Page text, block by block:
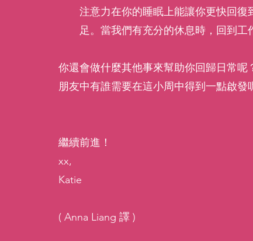
注意力在你的睡眠上能讓你更快回
足。當我們有充分的休息時，回到工
你還會做什麼其他事來幫助你回歸日常
朋友中有誰需要在這小周中得到一點啟
繼續前進！
xx,
Katie
( Anna Liang 譯 )